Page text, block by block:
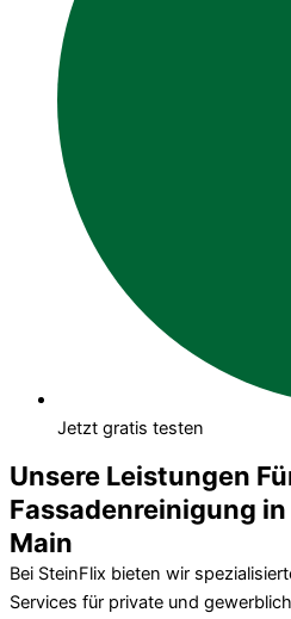
Jetzt gratis testen
Unsere Leistungen
Fassadenreinigung
Main
Bei SteinFlix bieten wir
Services für private und